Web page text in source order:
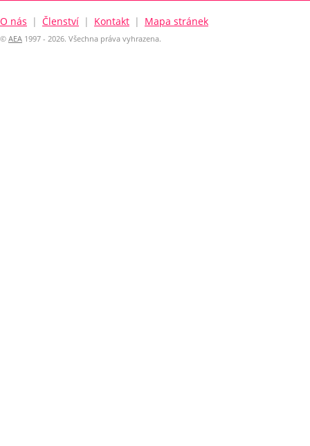
O nás | Členství | Kontakt | Mapa stránek
© AEA 1997 - 2026. Všechna práva vyhrazena.